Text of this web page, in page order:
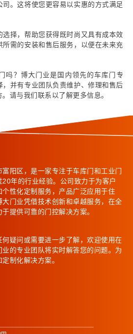
。这将使您更容易以实惠的方式满足
择，帮助您获得既时尚又具有成本效
所需的安装和售后服务，以便在未来充
吗？博大门业是国内领先的车库门专
，并有专业团队负责维护、修理和售后
请与我们联系以了解更多信息。
阳区，是一家专注于车库门和工业门
年的行业经验。公司致力于为客户
性化定制服务，产品广泛应用于住
门业凭借技术创新和卓越服务，在全
提供可靠的门控解决方案。
疑问或需要进一步了解，欢迎使用在
的专业团队将实时解答您的问题。为
制化解决方案。